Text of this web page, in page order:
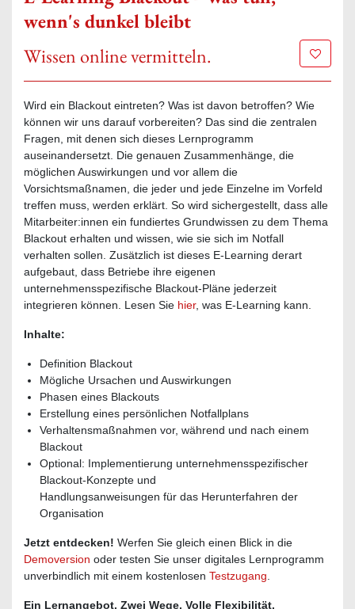
wenn's dunkel bleibt
Wissen online vermitteln.
Zur
Wird ein Blackout eintreten? Was ist davon betroffen? Wie
können wir uns darauf vorbereiten? Das sind die zentralen
Fragen, mit denen sich dieses Lernprogramm
auseinandersetzt. Die genauen Zusammenhänge, die
möglichen Auswirkungen und vor allem die
Vorsichtsmaßnamen, die jeder und jede Einzelne im Vorfeld
treffen muss, werden erklärt. So wird sichergestellt, dass alle
Mitarbeiter:innen ein fundiertes Grundwissen zu dem Thema
Blackout erhalten und wissen, wie sie sich im Notfall
verhalten sollen. Zusätzlich ist dieses E-Learning derart
aufgebaut, dass Betriebe ihre eigenen
unternehmensspezifische Blackout-Pläne jederzeit
integrieren können. Lesen Sie hier, was E-Learning kann.
Inhalte:
Definition Blackout
Mögliche Ursachen und Auswirkungen
Phasen eines Blackouts
Erstellung eines persönlichen Notfallplans
Verhaltensmaßnahmen vor, während und nach einem
Blackout
Optional: Implementierung unternehmensspezifischer
Blackout-Konzepte und
Handlungsanweisungen für das Herunterfahren der
Organisation
Jetzt entdecken! Werfen Sie gleich einen Blick in die
Demoversion oder testen Sie unser digitales Lernprogramm
unverbindlich mit einem kostenlosen Testzugang
Ein Lernangebot. Zwei Wege. Volle Flexibilität.